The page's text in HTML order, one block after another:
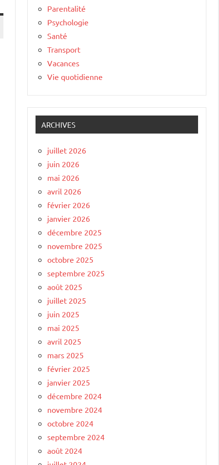
Parentalité
Psychologie
Santé
Transport
Vacances
Vie quotidienne
ARCHIVES
juillet 2026
juin 2026
mai 2026
avril 2026
février 2026
janvier 2026
décembre 2025
novembre 2025
octobre 2025
septembre 2025
août 2025
juillet 2025
juin 2025
mai 2025
avril 2025
mars 2025
février 2025
janvier 2025
décembre 2024
novembre 2024
octobre 2024
septembre 2024
août 2024